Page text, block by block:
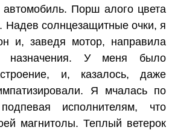
автомобиль. Порш алого цвета
Надев солнцезащитные очки, я
и, заведя мотор, направила
назначения. У меня было
и, казалось, даже
Я мчалась по
исполнителям, что
магнитолы. Теплый ветерок